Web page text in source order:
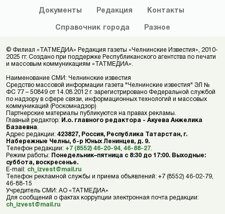
Документы Редакция Контакты
Справочник города Разное
© Филиал «ТАТМЕДИА» Редакция газеты «Челнинские Известия», 2010-
2025 гг. Создано при поддержке Республиканского агентства по печати
и массовым коммуникациям «ТАТМЕДИА».
Наименование СМИ: Челнинские известия
Средство массовой информации газета "Челнинские известия" ЭЛ №
ФС 77 – 50849 от 14.08.2012 г. зарегистрировано Федеральной службой
по надзору в сфере связи, информационных технологий и массовых
коммуникаций (Роскомнадзор)
Партнерские материалы публикуются на правах рекламы.
Главный редактор: И.о. главного редактора - Акуева Анжелика
Базаевна
Адрес редакции: 423827, Россия, Республика Татарстан, г.
Набережные Челны, б-р Юных Ленинцев, д. 9.
Телефон редакции: +7 (8552) 46-20-94 46-88-27
Режим работы: Понедельник–пятница с 8:30 до 17:00. Выходные:
суббота, воскресенье.
E-mail: ch_izvest@mail.ru
Телефон рекламной службы и приема объявлений: +7 (8552) 46-02-79,
46-88-15
Учредитель СМИ: АО «ТАТМЕДИА»
Для сообщений о фактах коррупции электронная почта редакции:
ch_izvest@mail.ru